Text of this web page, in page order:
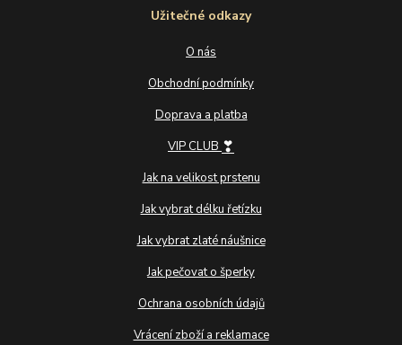
Užitečné odkazy
O nás
Obchodní podmínky
Doprava a platba
VIP CLUB ❣
Jak na velikost prstenu
Jak vybrat délku řetízku
Jak vybrat zlaté náušnice
Jak pečovat o šperky
Ochrana osobních údajů
Vrácení zboží a reklamace